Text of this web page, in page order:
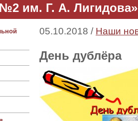
им. Г. А. Лигидова»
05.10.2018 / Наши
День дублёра